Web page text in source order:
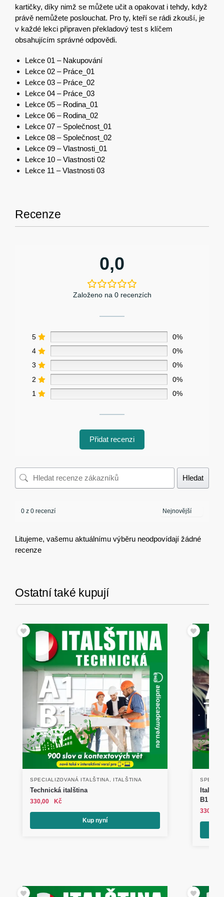
kartičky, díky nimž se můžete učit a opakovat i tehdy, když
právě nemůžete poslouchat. Pro ty, kteří se rádi zkouší, je
v každé lekci připraven překladový test s klíčem
obsahujícím správné odpovědi.
Lekce 01 – Nakupování
Lekce 02 – Práce_01
Lekce 03 – Práce_02
Lekce 04 – Práce_03
Lekce 05 – Rodina_01
Lekce 06 – Rodina_02
Lekce 07 – Společnost_01
Lekce 08 – Společnost_02
Lekce 09 – Vlastnosti_01
Lekce 10 – Vlastnosti 02
Lekce 11 – Vlastnosti 03
Recenze
0,0
Založeno na 0 recenzích
5
0%
4
0%
3
0%
2
0%
1
0%
Přidat recenzi
Hledat
0 z 0 recenzí
Litujeme, vašemu aktuálnímu výběru neodpovídají žádné
recenze
Ostatní také kupují
SPECIALIZOVANÁ ITALŠTINA ITALŠTINA
Technická italština
330,00 Kč
Kup nyní
B1
330,00